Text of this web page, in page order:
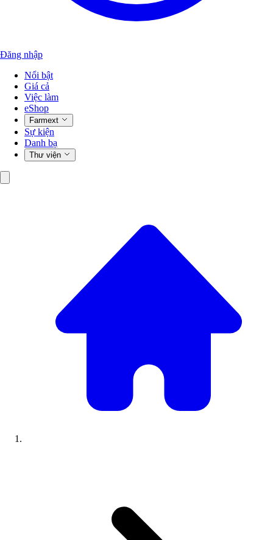
Đăng nhập
Nổi bật
Giá cả
Việc làm
eShop
Farmext
Sự kiện
Danh bạ
Thư viện